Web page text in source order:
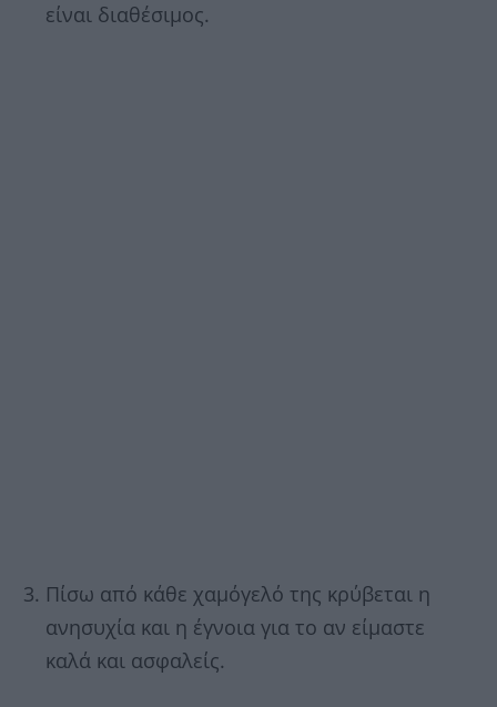
είναι διαθέσιμος.
Πίσω από κάθε χαμόγελό της κρύβεται η
ανησυχία και η έγνοια για το αν είμαστε
καλά και ασφαλείς.